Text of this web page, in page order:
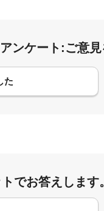
アンケート:ご意
た
でお答えします。